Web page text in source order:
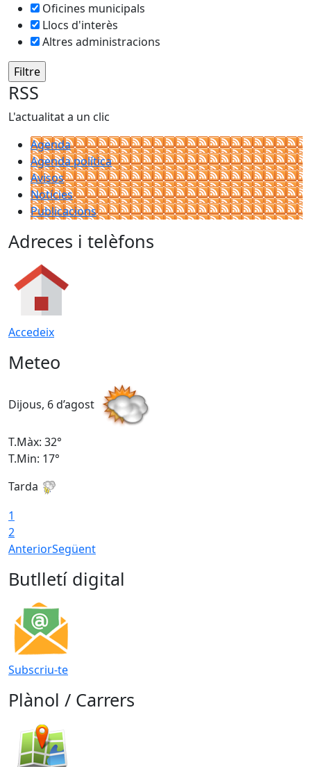
Oficines municipals
Llocs d'interès
Altres administracions
RSS
L'actualitat a un clic
Agenda
Agenda política
Avisos
Notícies
Publicacions
Adreces i telèfons
Accedeix
Meteo
Dijous, 6 d’agost
T.Màx: 32°
T.Min: 17°
Tarda
1
2
AnteriorSegüent
Butlletí digital
Subscriu-te
Plànol / Carrers